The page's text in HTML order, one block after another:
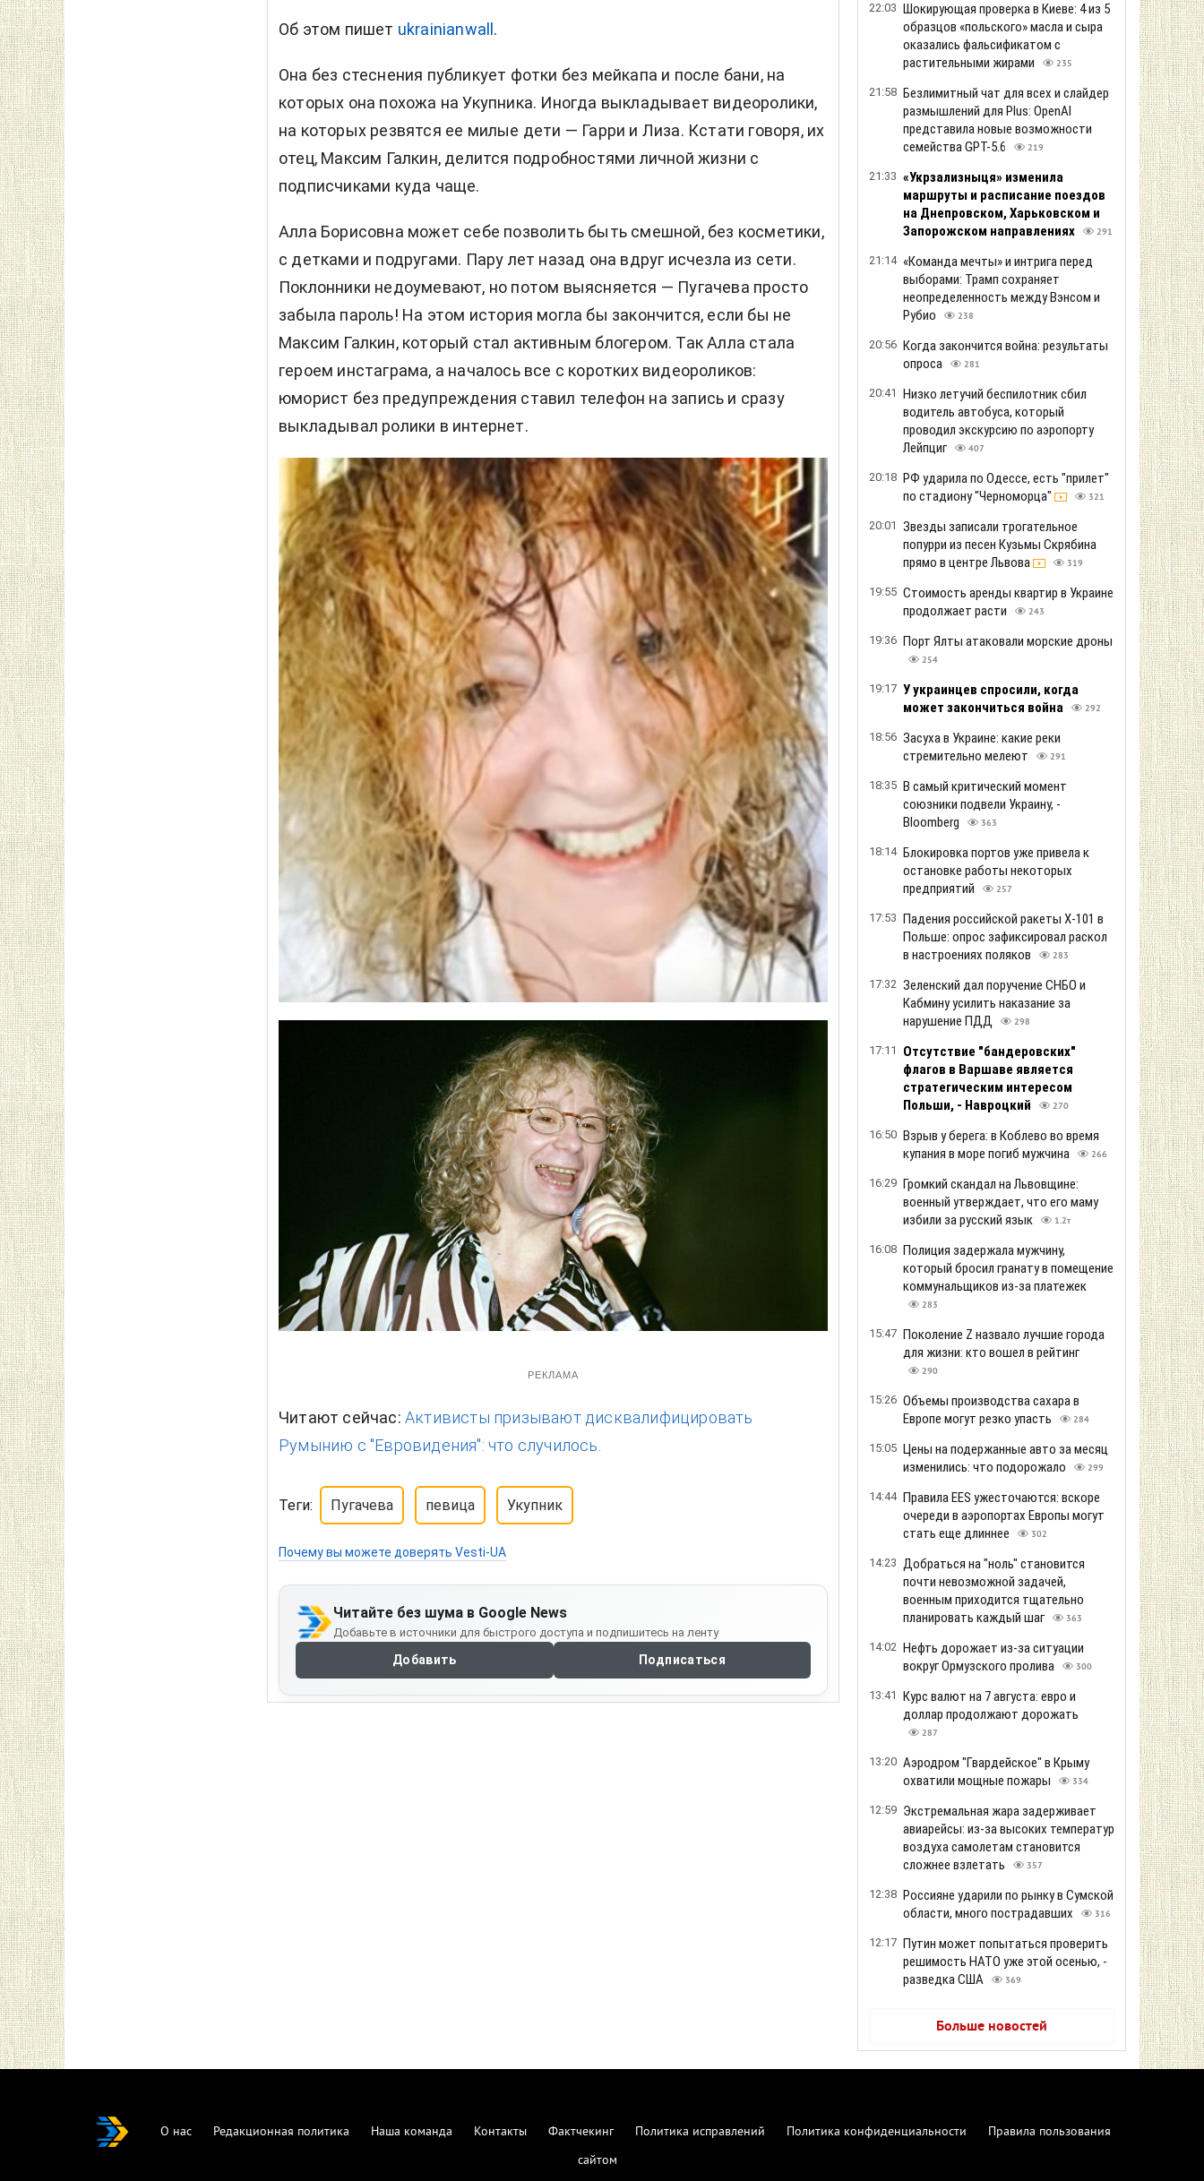
Об этом пишет ukrainianwall .
Она без стеснения публикует фотки без мейкапа и после бани, на
которых она похожа на Укупника. Иногда выкладывает видеоролики,
на которых резвятся ее милые дети — Гарри и Лиза. Кстати говоря, их
отец, Максим Галкин, делится подробностями личной жизни с
подписчиками куда чаще.
Алла Борисовна может себе позволить быть смешной, без косметики,
с детками и подругами. Пару лет назад она вдруг исчезла из сети.
Поклонники недоумевают, но потом выясняется — Пугачева просто
забыла пароль! На этом история могла бы закончится, если бы не
Максим Галкин, который стал активным блогером. Так Алла стала
героем инстаграма, а началось все с коротких видеороликов:
юморист без предупреждения ставил телефон на запись и сразу
выкладывал ролики в интернет.
РЕКЛАМА
Читают сейчас: Активисты призывают дисквалифицировать
Румынию с "Евровидения": что случилось.
Теги: Пугачева певица Укупник
Почему вы можете доверять Vesti-UA
Читайте без шума в Google News
Добавьте в источники для быстрого доступа и подпишитесь на ленту
Добавить Подписаться
22:03 Шокирующая проверка в Киеве: 4 из 5
образцов «польского» масла и сыра
оказались фальсификатом с
растительными жирами
235
21:58 Безлимитный чат для всех и слайдер
размышлений для Plus: OpenAI
представила новые возможности
семейства GPT-5.6
219
21:33 «Укрзализныця» изменила
маршруты и расписание поездов
на Днепровском, Харьковском и
Запорожском направлениях
291
21:14 «Команда мечты» и интрига перед
выборами: Трамп сохраняет
неопределенность между Вэнсом и
Рубио
238
20:56 Когда закончится война: результаты
опроса
281
20:41 Низко летучий беспилотник сбил
водитель автобуса, который
проводил экскурсию по аэропорту
Лейпциг
407
20:18 РФ ударила по Одессе, есть "прилет"
по стадиону "Черноморца"
321
20:01 Звезды записали трогательное
попурри из песен Кузьмы Скрябина
прямо в центре Львова
319
19:55 Стоимость аренды квартир в Украине
продолжает расти
243
19:36 Порт Ялты атаковали морские дроны
254
19:17 У украинцев спросили, когда
может закончиться война
292
18:56 Засуха в Украине: какие реки
стремительно мелеют
291
18:35 В самый критический момент
союзники подвели Украину, -
Bloomberg
363
18:14 Блокировка портов уже привела к
остановке работы некоторых
предприятий
257
17:53 Падения российской ракеты Х-101 в
Польше: опрос зафиксировал раскол
в настроениях поляков
283
17:32 Зеленский дал поручение СНБО и
Кабмину усилить наказание за
нарушение ПДД
298
17:11
Отсутствие "бандеровских"
флагов в Варшаве является
стратегическим интересом
Польши, - Навроцкий
270
16:50 Взрыв у берега: в Коблево во время
купания в море погиб мужчина
266
16:29 Громкий скандал на Львовщине:
военный утверждает, что его маму
избили за русский язык
1.2т
16:08 Полиция задержала мужчину,
который бросил гранату в помещение
коммунальщиков из-за платежек
283
15:47 Поколение Z назвало лучшие города
для жизни: кто вошел в рейтинг
290
15:26 Объемы производства сахара в
Европе могут резко упасть
284
15:05 Цены на подержанные авто за месяц
изменились: что подорожало
299
14:44 Правила EES ужесточаются: вскоре
очереди в аэропортах Европы могут
стать еще длиннее
302
14:23 Добраться на "ноль" становится
почти невозможной задачей,
военным приходится тщательно
планировать каждый шаг
363
14:02 Нефть дорожает из-за ситуации
вокруг Ормузского пролива
300
13:41 Курс валют на 7 августа: евро и
доллар продолжают дорожать
287
13:20 Аэродром "Гвардейское" в Крыму
охватили мощные пожары
334
12:59 Экстремальная жара задерживает
авиарейсы: из-за высоких температур
воздуха самолетам становится
сложнее взлетать
357
12:38 Россияне ударили по рынку в Сумской
области, много пострадавших
316
12:17 Путин может попытаться проверить
решимость НАТО уже этой осенью, -
разведка США
369
Больше новостей
О нас Редакционная политика Наша команда Контакты Фактчекинг Политика исправлений Политика конфиденциальности
Правила пользования
сайтом